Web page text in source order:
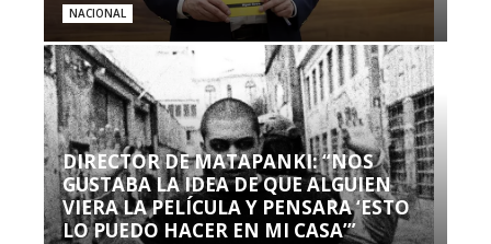
NACIONAL
DIRECTOR DE MATAPANKI: “NOS
GUSTABA LA IDEA DE QUE ALGUIEN
VIERA LA PELÍCULA Y PENSARA ‘ESTO
LO PUEDO HACER EN MI CASA’”